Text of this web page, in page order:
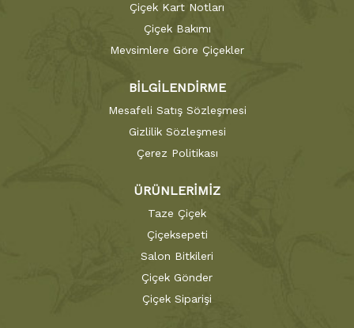
Çiçek Kart Notları
Çiçek Bakımı
Mevsimlere Göre Çiçekler
BİLGİLENDİRME
Mesafeli Satış Sözleşmesi
Gizlilik Sözleşmesi
Çerez Politikası
ÜRÜNLERİMİZ
Taze Çiçek
Çiçeksepeti
Salon Bitkileri
Çiçek Gönder
Çiçek Siparişi